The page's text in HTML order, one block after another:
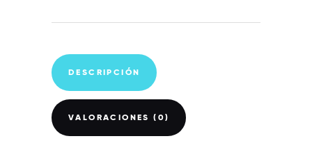
-
cantidad
DESCRIPCIÓN
VALORACIONES (0)